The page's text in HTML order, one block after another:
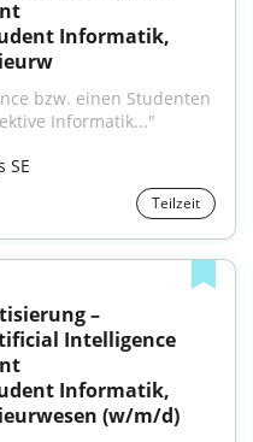
Informatik,
bzw. einen Studenten
Informatik..."
SE
Teilzeit
–
Intelligence
Informatik,
(w/m/d)